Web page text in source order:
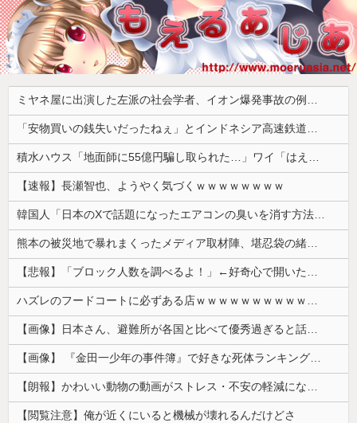
ミヤネ屋に出演した左派の社会学者、イオン爆発事故の例のテナントに理解を示して……
「安物買いの銭失いだったねぇ」とインドネシア高速鉄道の最終処分に日本側騒然、国家予算は使わないというと何が財源なんだ？
積水ハウス「地面師に55億円騙し取られた…」ワイ「はえーかわいそう…会社滅茶苦茶やろなぁ」→
【速報】長瀬智也、ようやく気づくｗｗｗｗｗｗｗｗ
韓国人「日本のXで話題になったエアコンの臭いを消す方法をご覧ください」→「これマジ？」
熊本の被災地で暴れまくったメディア取材陣、堪忍袋の緒が切れた地元住民が苦情を寄せまくった結果……
【悲報】「ブロック人数を調べるよ！」←好奇心で開いたら終わるサイトだった【HotTweets】
ハズレのフードコートに必ずある店ｗｗｗｗｗｗｗｗｗｗｗｗ
【画像】日本さん、避難所が各国と比べて優秀過ぎると話題に
【画像】 『金田一少年の事件簿』で好きな死体ランキング１位がこちら！
【朗報】かわいい動物の動画がストレス・不安の軽減になる可能性。英大学の研究で実証
【閲覧注意】俺が近くにいると機械が壊れるんだけどさ